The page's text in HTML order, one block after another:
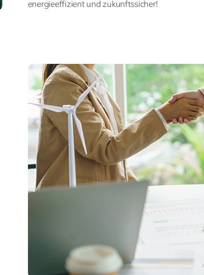
energieeffizient und zukunftssicher!